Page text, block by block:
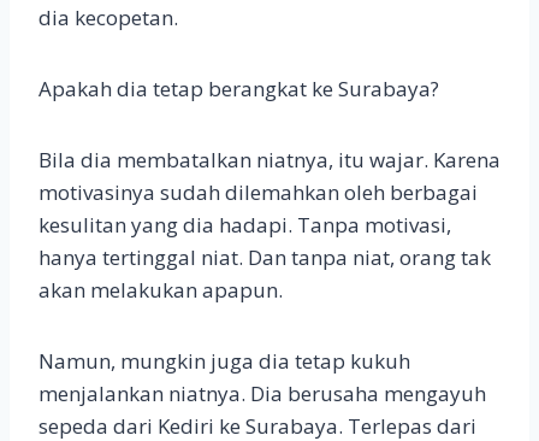
dia kecopetan.
Apakah dia tetap berangkat ke Surabaya?
Bila dia membatalkan niatnya, itu wajar. Karena
motivasinya sudah dilemahkan oleh berbagai
kesulitan yang dia hadapi. Tanpa motivasi,
hanya tertinggal niat. Dan tanpa niat, orang tak
akan melakukan apapun.
Namun, mungkin juga dia tetap kukuh
menjalankan niatnya. Dia berusaha mengayuh
sepeda dari Kediri ke Surabaya. Terlepas dari